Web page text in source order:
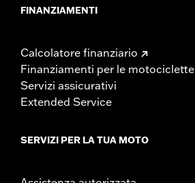
FINANZIAMENTI
Calcolatore finanziario
Finanziamenti per le motociclette
Servizi assicurativi
Extended Service
SERVIZI PER LA TUA MOTO